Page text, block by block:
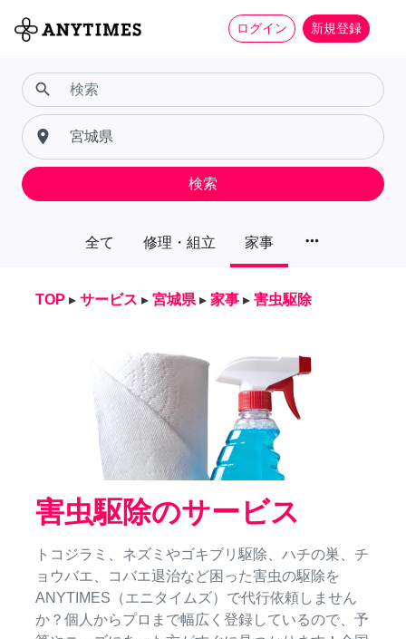
ログイン 新規登録
全て 修理・組立 家事 more_horiz
search
place
検索
TOP ▸ サービス ▸ 宮城県 ▸ 家事 ▸ 害虫駆除
害虫駆除のサービス
トコジラミ、ネズミやゴキブリ駆除、ハチの巣、チ
ョウバエ、コバエ退治など困った害虫の駆除を
ANYTIMES（エニタイムズ）で代行依頼しません
か？個人からプロまで幅広く登録しているので、予